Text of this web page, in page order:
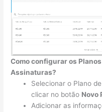
Como configurar os
Assinaturas?
Selecionar o Plano
clicar no botão Novo
Adicionar as